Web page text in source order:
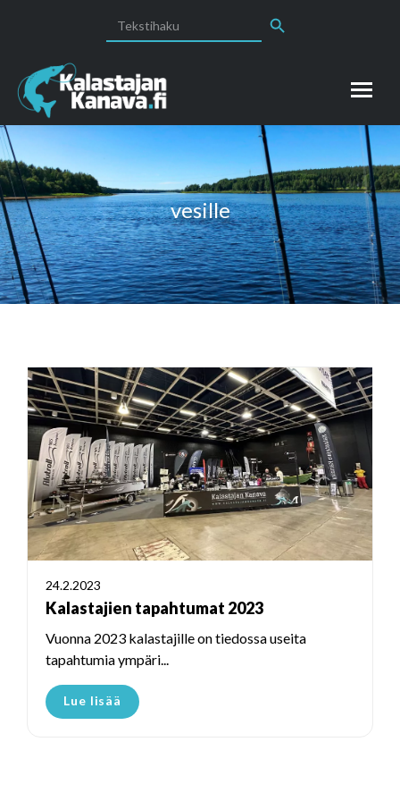
for:
vesille
24.2.2023
Kalastajien tapahtumat 2023
Vuonna 2023 kalastajille on tiedossa useita
tapahtumia ympäri...
Lue lisää